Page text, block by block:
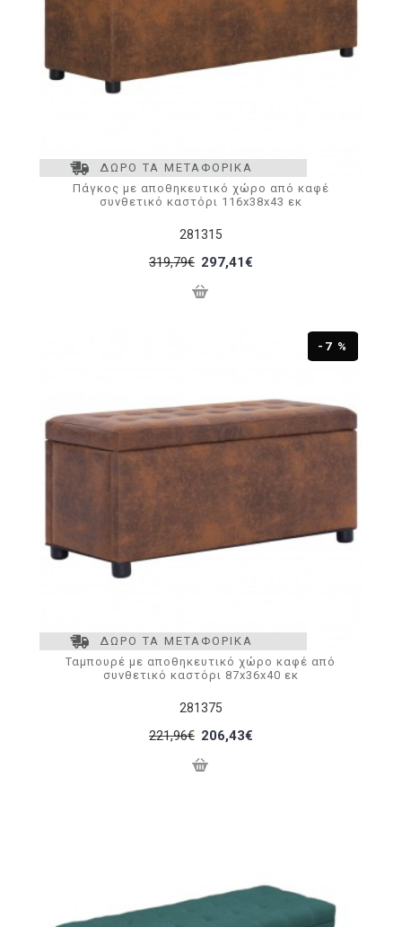
ΔΩΡΟ ΤΑ ΜΕΤΑΦΟΡΙΚΑ
281315
Πάγκος με αποθηκευτικό χώρο από καφέ
συνθετικό καστόρι 116x38x43 εκ
319,79€ 297,41€
ΔΩΡΟ ΤΑ ΜΕΤΑΦΟΡΙΚΑ
-7 %
281375
Ταμπουρέ με αποθηκευτικό χώρο καφέ από
συνθετικό καστόρι 87x36x40 εκ
221,96€ 206,43€